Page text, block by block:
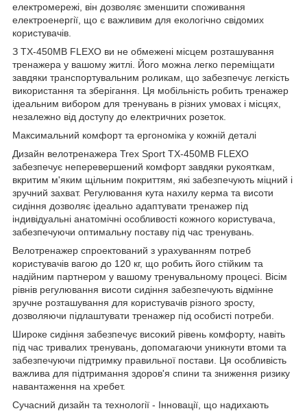
електромережі, він дозволяє зменшити споживання
електроенергії, що є важливим для екологічно свідомих
користувачів.
З TX-450MB FLEXO ви не обмежені місцем розташування
тренажера у вашому житлі. Його можна легко переміщати
завдяки транспортувальним роликам, що забезпечує легкість
використання та зберігання. Ця мобільність робить тренажер
ідеальним вибором для тренувань в різних умовах і місцях,
незалежно від доступу до електричних розеток.
Максимальний комфорт та ергономіка у кожній деталі
Дизайн велотренажера Trex Sport TX-450MB FLEXO
забезпечує неперевершений комфорт завдяки рукояткам,
вкритим м'яким щільним покриттям, які забезпечують міцний і
зручний захват. Регулювання кута нахилу керма та висоти
сидіння дозволяє ідеально адаптувати тренажер під
індивідуальні анатомічні особливості кожного користувача,
забезпечуючи оптимальну поставу під час тренувань.
Велотренажер спроектований з урахуванням потреб
користувачів вагою до 120 кг, що робить його стійким та
надійним партнером у вашому тренувальному процесі. Вісім
рівнів регулювання висоти сидіння забезпечують відмінне
зручне розташування для користувачів різного зросту,
дозволяючи підлаштувати тренажер під особисті потреби.
Широке сидіння забезпечує високий рівень комфорту, навіть
під час тривалих тренувань, допомагаючи уникнути втоми та
забезпечуючи підтримку правильної постави. Ця особливість
важлива для підтримання здоров'я спини та зниження ризику
навантаження на хребет.
Сучасний дизайн та технології - Інновації, що надихають